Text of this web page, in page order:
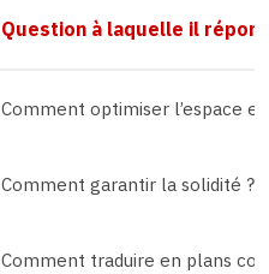
Question à laquelle il
Comment optimiser l’espace et
Comment garantir la solidité ?
Comment traduire en plans